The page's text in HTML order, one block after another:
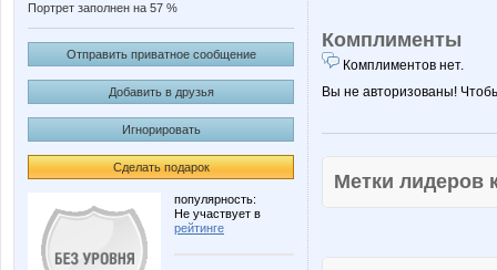
Портрет заполнен на 57 %
Отправить приватное сообщение
Добавить в друзья
Игнорировать
Сделать подарок
популярность:
Не участвует в
рейтинге
Комплименты
Комплиментов нет.
Вы не авторизованы!
Метки